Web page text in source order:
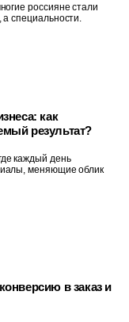
россияне стали
специальности.
как
результат?
каждый день
меняющие облик
в заказ и